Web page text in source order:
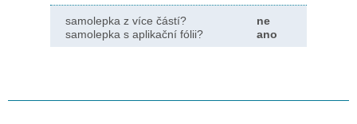
samolepka z více částí?
ne
samolepka s aplikační fólii?
ano